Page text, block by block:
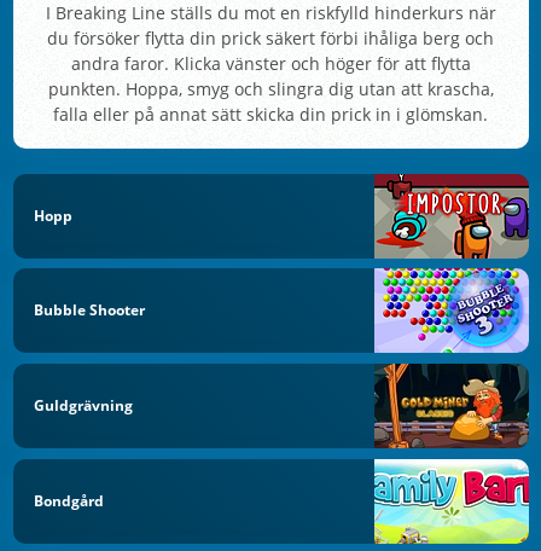
I Breaking Line ställs du mot en riskfylld hinderkurs när
du försöker flytta din prick säkert förbi ihåliga berg och
andra faror. Klicka vänster och höger för att flytta
punkten. Hoppa, smyg och slingra dig utan att krascha,
falla eller på annat sätt skicka din prick in i glömskan.
Hopp
Bubble Shooter
Guldgrävning
Bondgård